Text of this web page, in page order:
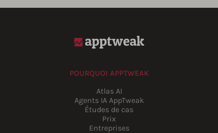
POURQUOI APPTWEAK
Atlas AI
Agents IA AppTweak
Études de cas
Prix
Entreprises